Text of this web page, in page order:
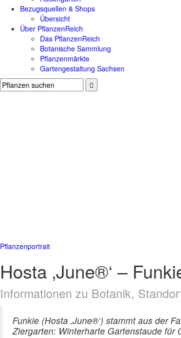
Bezugsquellen & Shops
Übersicht
Über PflanzenReich
Das PflanzenReich
Botanische Sammlung
Pflanzenmärkte
Gartengestaltung Sachsen
Pflanzenportrait
Hosta ‚June®‘ –
Informationen zu Botanik,
Funkie (Hosta ‚June®‘) stammt aus der
Ziergarten: Winterharte Gartenstaude für